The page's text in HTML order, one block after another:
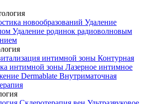
новообразований Удаление
Удаление родинок радиоволновым
интимной зоны Контурная
интимной зоны Лазерное интимное
Dermablate Внутриматочная